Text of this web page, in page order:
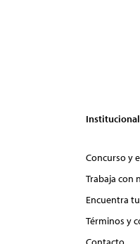
Institucional
Concurso y
Trabaja con
Encuentra
Términos y